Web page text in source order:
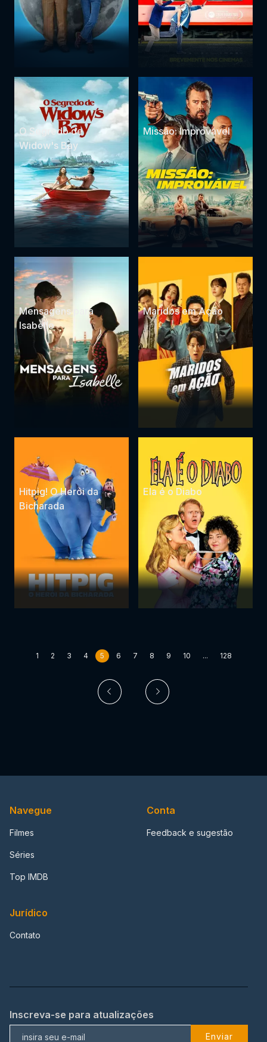
O Segredo de
Widow's Bay
Missão: Improvável
Mensagens para
Isabelle
Maridos em Ação
Hitpig! O Herói da
Bicharada
Ela é o Diabo
1 2 3 4 5 6 7 8 9 10 ... 128
Navegue
Filmes
Séries
Top IMDB
Conta
Feedback e sugestão
Jurídico
Contato
Inscreva-se para atualizações
Enviar